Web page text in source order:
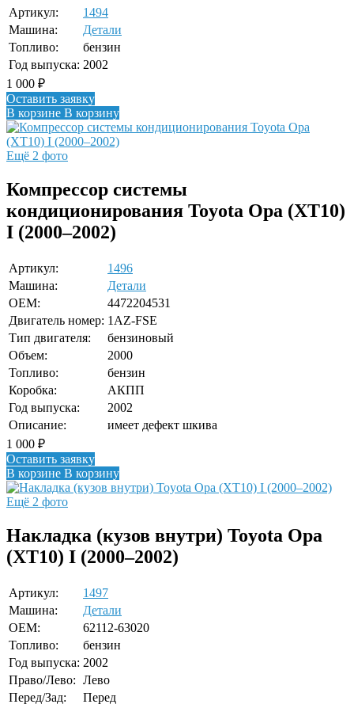
Артикул:
1494
Машина:
Детали
Топливо:
бензин
Год выпуска: 2002
1 000 ₽
Оставить заявку
В корзине В корзину
Ещё 2 фото
Компрессор системы
кондиционирования Toyota Opa (XT10)
I (2000–2002)
Артикул:
1496
Машина:
Детали
OEM:
4472204531
Двигатель номер: 1AZ-FSE
Тип двигателя:
бензиновый
Объем:
2000
Топливо:
бензин
Коробка:
АКПП
Год выпуска:
2002
Описание:
имеет дефект шкива
1 000 ₽
Оставить заявку
В корзине В корзину
Ещё 2 фото
Накладка (кузов внутри) Toyota Opa
(XT10) I (2000–2002)
Артикул:
1497
Машина:
Детали
OEM:
62112-63020
Топливо:
бензин
Год выпуска: 2002
Право/Лево: Лево
Перед/Зад:
Перед